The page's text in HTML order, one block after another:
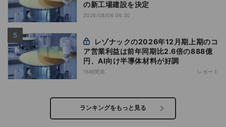
の新工場建設を決定
2026/08/06 06:30
ア営業利益は前年同期比2.6倍の888億
円、AI向け半導体材料が好調
16時間前 レポート
ランキングをもっと見る